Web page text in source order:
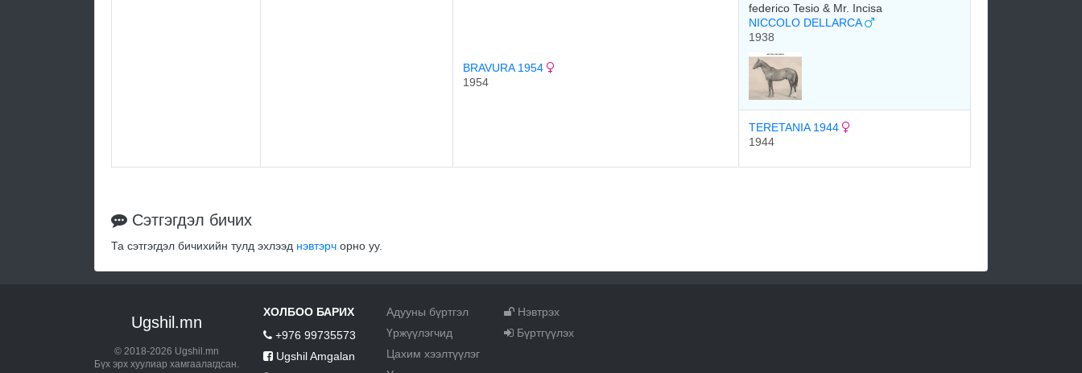
BRAVURA 1954
1954
federico Tesio & Mr. Incisa
NICCOLO DELLARCA
1938
TERETANIA 1944
1944
Сэтгэгдэл бичих
Та сэтгэгдэл бичихийн тулд эхлээд нэвтэрч орно уу.
Ugshil.mn
© 2018-2026 Ugshil.mn
Бүх эрх хуулиар хамгаалагдсан.
ХОЛБОО БАРИХ
+976 99735573
Ugshil Amgalan
Адууны бүртгэл
Үржүүлэгчид
Цахим хээлтүүлэг
Нэвтрэх
Бүртгүүлэх